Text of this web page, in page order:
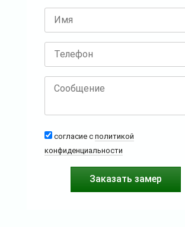
согласие с политикой
конфиденциальности